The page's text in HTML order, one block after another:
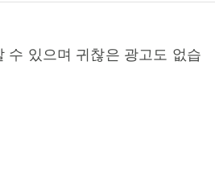
수 있으며 귀찮은 광고도 없습